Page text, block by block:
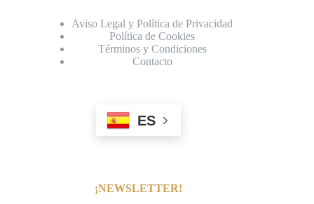
Aviso Legal y Política de Privacidad
Política de Cookies
Términos y Condiciones
Contacto
ES
¡NEWSLETTER!